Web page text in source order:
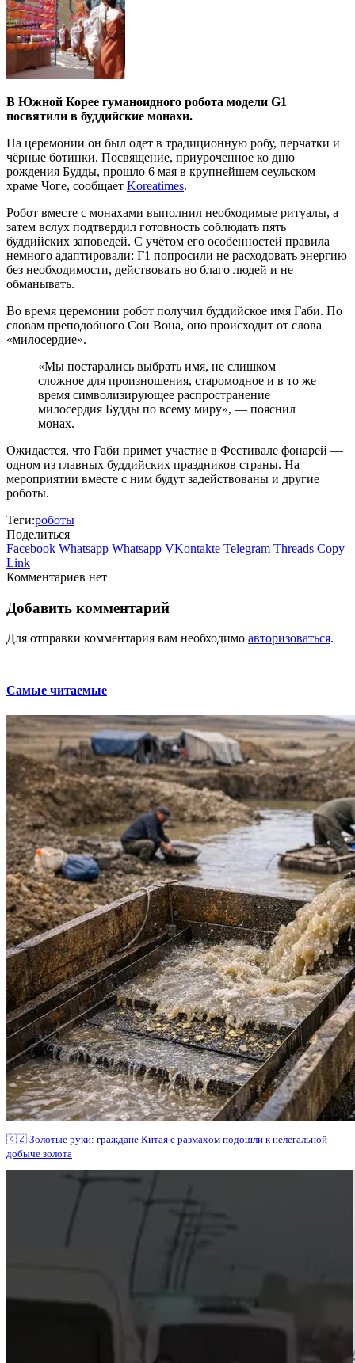
В Южной Корее гуманоидного робота модели G1
посвятили в буддийские монахи.
На церемонии он был одет в традиционную робу, перчатки и
чёрные ботинки. Посвящение, приуроченное ко дню
рождения Будды, прошло 6 мая в крупнейшем сеульском
храме Чоге, сообщает Koreatimes.
Робот вместе с монахами выполнил необходимые ритуалы, а
затем вслух подтвердил готовность соблюдать пять
буддийских заповедей. С учётом его особенностей правила
немного адаптировали: Г1 попросили не расходовать энергию
без необходимости, действовать во благо людей и не
обманывать.
Во время церемонии робот получил буддийское имя Габи. По
словам преподобного Сон Вона, оно происходит от слова
«милосердие».
«Мы постарались выбрать имя, не слишком
сложное для произношения, старомодное и в то же
время символизирующее распространение
милосердия Будды по всему миру», — пояснил
монах.
Ожидается, что Габи примет участие в Фестивале фонарей —
одном из главных буддийских праздников страны. На
мероприятии вместе с ним будут задействованы и другие
роботы.
Теги:роботы
Поделиться
Facebook Whatsapp Whatsapp VKontakte Telegram Threads Copy
Link
Комментариев нет
Добавить комментарий
Для отправки комментария вам необходимо авторизоваться.
Самые читаемые
🇰🇿 Золотые руки: граждане Китая с размахом подошли к нелегальной
добыче золота